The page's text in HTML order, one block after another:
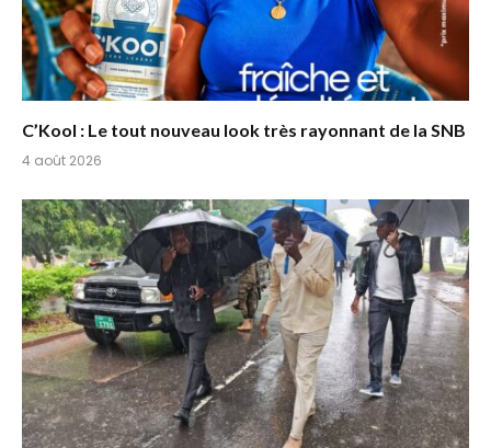
C’Kool : Le tout nouveau look très rayonnant de la SNB
4 août 2026